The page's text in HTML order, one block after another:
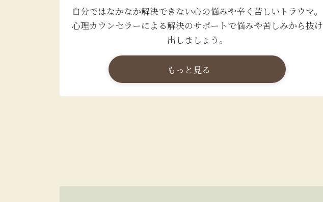
自分ではなかなか解決できない心の悩みや辛く苦しいトラウマ。
心理カウンセラーによる解決のサポートで悩みや苦しみから抜け
出しましょう。
もっと見る